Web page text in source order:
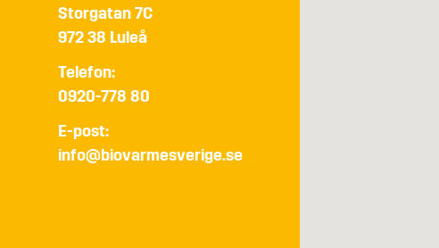
Storgatan 7C
972 38 Luleå
Telefon:
0920-778 80
E-post:
info@biovarmesverige.se